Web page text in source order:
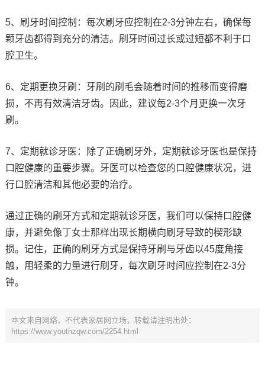
5、刷牙时间控制：每次刷牙应控制在2-3分钟左右，确保每
颗牙齿都得到充分的清洁。刷牙时间过长或过短都不利于口
腔卫生。
6、定期更换牙刷：牙刷的刷毛会随着时间的推移而变得磨
损，不再有效清洁牙齿。因此，建议每2-3个月更换一次牙
刷。
7、定期就诊牙医：除了正确刷牙外，定期就诊牙医也是保持
口腔健康的重要步骤。牙医可以检查您的口腔健康状况，进
行口腔清洁和其他必要的治疗。
通过正确的刷牙方式和定期就诊牙医，我们可以保持口腔健
康，并避免像丁女士那样出现长期横向刷牙导致的楔形缺
损。记住，正确的刷牙方式是保持牙刷与牙齿以45度角接
触，用轻柔的力量进行刷牙，每次刷牙时间应控制在2-3分
钟。
本文来自网络，不代表家居网立场，转载请注明出处：
https://www.youthzqw.com/2254.html